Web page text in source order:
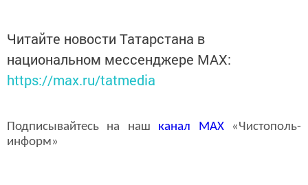
Читайте новости Татарстана в
национальном мессенджере MАХ:
https://max.ru/tatmedia
Подписывайтесь на наш канал MAX«Чистополь-
информ»